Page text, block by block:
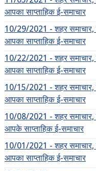
आपका साप्ताहिक ई-समाचार
10/29/2021 - शहर
आपका साप्ताहिक ई-समाचार
10/22/2021 - शहर
आपका साप्ताहिक ई-समाचार
10/15/2021 - शहर
आपका साप्ताहिक ई-समाचार
10/08/2021 - शहर
आपके साप्ताहिक ई-समाचार
10/01/2021 - शहर
आपका साप्ताहिक ई-समाचार